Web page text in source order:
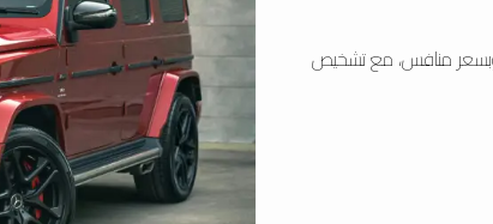
منافس، مع تشخيص